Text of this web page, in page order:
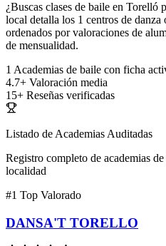
¿Buscas clases de baile en Torelló
local detalla los 1 centros de
ordenados por valoraciones de
de mensualidad.
1 Academias de baile con ficha
4.7+ Valoración media
15+ Reseñas verificadas
Listado de Academias Auditadas
Registro completo de academias
localidad
#1 Top Valorado
DANSA'T TORELLO